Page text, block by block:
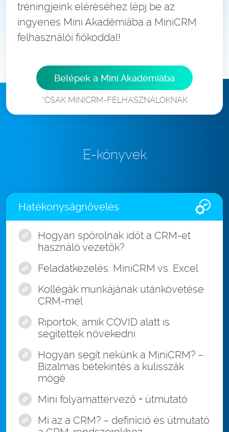
tréningjeink eléréséhez lépj be az
ingyenes Mini Akadémiába a MiniCRM
felhasználói fiókoddal!
Belépek a Mini Akadémiába
*CSAK MINICRM-FELHASZNÁLÓKNAK
E-könyvek
Hatékonyságnövelés
Hogyan spórolnak időt a CRM-et
használó vezetők?
Feladatkezelés: MiniCRM vs. Excel
Kollégák munkájának utánkövetése
CRM-mel
Riportok, amik COVID alatt is
segítettek növekedni
Hogyan segít nekünk a MiniCRM? –
Bizalmas betekintés a kulisszák
mögé
Mini folyamattervező + útmutató
Mi az a CRM? – definíció és útmutató